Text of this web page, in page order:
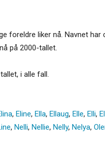
foreldre liker nå. Navnet har
på 2000-tallet.
i alle fall.
, Eline, Ella, Ellaug, Elle, Elli,
, Nelli, Nellie, Nelly, Nelya,